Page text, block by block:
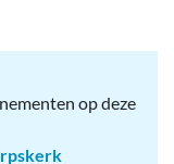
op deze